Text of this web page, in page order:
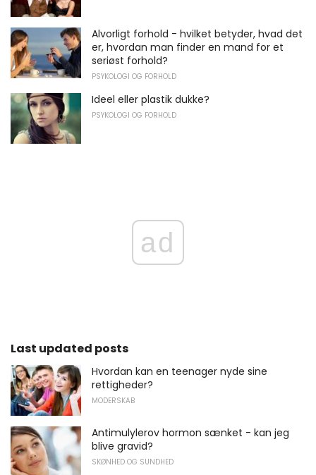
Alvorligt forhold - hvilket betyder, hvad det
er, hvordan man finder en mand for et
seriøst forhold?
PSYKOLOGI OG FORHOLD
Ideel eller plastik dukke?
PSYKOLOGI OG FORHOLD
ad
Last updated posts
Hvordan kan en teenager nyde sine
rettigheder?
MODERSKAB
Antimulylerov hormon sænket - kan jeg
blive gravid?
SKØNHED OG SUNDHED